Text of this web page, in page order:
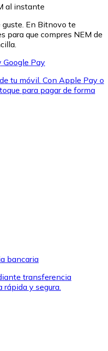
efectivo en tu tienda más
para comprar
al instante
En Bitnovo te
para que compres NEM de
Google Pay
tu móvil. Con Apple Pay o
para pagar de forma
bancaria
transferencia
y segura.